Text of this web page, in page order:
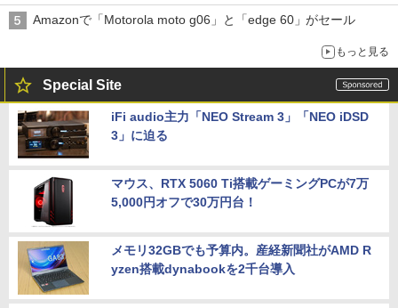
穴と楽天モバイルの課題
Amazonで「Motorola moto g06」と「edge 60」がセール
もっと見る
Special Site
iFi audio主力「NEO Stream 3」「NEO iDSD
3」に迫る
マウス、RTX 5060 Ti搭載ゲーミングPCが7万
5,000円オフで30万円台！
メモリ32GBでも予算内。産経新聞社がAMD R
yzen搭載dynabookを2千台導入